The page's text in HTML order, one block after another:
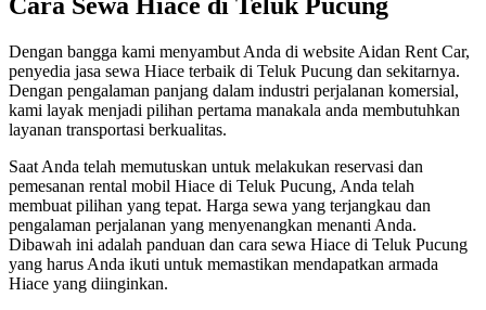
Cara Sewa Hiace di Teluk Pucung
Dengan bangga kami menyambut Anda di website Aidan Rent Car,
penyedia jasa sewa Hiace terbaik di Teluk Pucung dan sekitarnya.
Dengan pengalaman panjang dalam industri perjalanan komersial,
kami layak menjadi pilihan pertama manakala anda membutuhkan
layanan transportasi berkualitas.
Saat Anda telah memutuskan untuk melakukan reservasi dan
pemesanan rental mobil Hiace di Teluk Pucung, Anda telah
membuat pilihan yang tepat. Harga sewa yang terjangkau dan
pengalaman perjalanan yang menyenangkan menanti Anda.
Dibawah ini adalah panduan dan cara sewa Hiace di Teluk Pucung
yang harus Anda ikuti untuk memastikan mendapatkan armada
Hiace yang diinginkan.